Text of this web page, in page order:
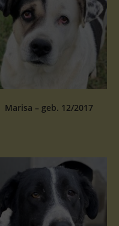
Marisa – geb. 12/2017